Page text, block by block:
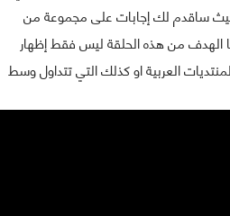
حيث ساقدم لك إجابات على مجموعة من
الهدف من هذه الحلقة ليس فقط إظهار
العربية او كذلك التي تتداول وسط